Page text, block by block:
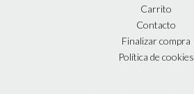
Carrito
Contacto
Finalizar compra
Política de cookies